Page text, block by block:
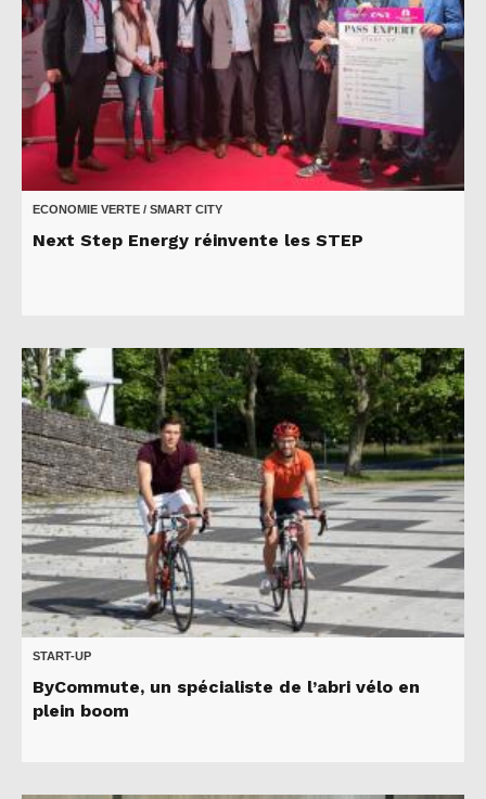
ECONOMIE VERTE / SMART CITY
Next Step Energy réinvente les STEP
START-UP
ByCommute, un spécialiste de l’abri vélo en
plein boom